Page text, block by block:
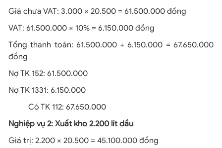
Giá chưa VAT: 3.000 × 20.500 = 61.500.000 đồng
VAT: 61.500.000 × 10% = 6.150.000 đồng
Tổng thanh toán: 61.500.000 + 6.150.000 = 67.650.000
đồng
Nợ TK 152: 61.500.000
Nợ TK 1331: 6.150.000
Có TK 112: 67.650.000
Nghiệp vụ 2: Xuất kho 2.200 lít dầu
Giá trị: 2.200 × 20.500 = 45.100.000 đồng